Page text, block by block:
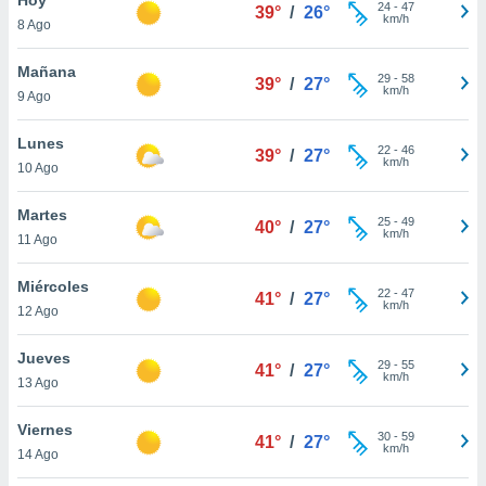
en
más
nuestra
de
cookies
aceptar
8 Ago
39° / 26° 24- 47
km/h
Mañana
9 Ago
39° / 27° 29- 58
km/h
Lunes
10 Ago
39° / 27° 22- 46
km/h
Martes
11 Ago
40° / 27° 25- 49
km/h
Miércoles
12 Ago
41° / 27° 22- 47
km/h
Jueves
13 Ago
41° / 27° 29- 55
km/h
Viernes
14 Ago
41° / 27° 30- 59
km/h